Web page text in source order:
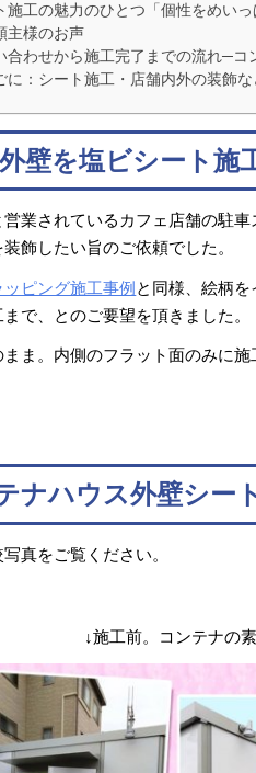
施工の魅力のひとつ「個性をめいっ
主様のお声
合わせから施工完了までの流れ─コ
に：シート施工・店舗内外の装飾
壁を塩ビシート施
業されているカフェ店舗の駐
飾したい旨のご依頼でした。
ッピング施工事例 と同様、絵柄
で、とのご要望を頂きました。
ま。内側のフラット面のみに施
ナハウス外壁シー
真をご覧ください。
↓施工前。コンテナの